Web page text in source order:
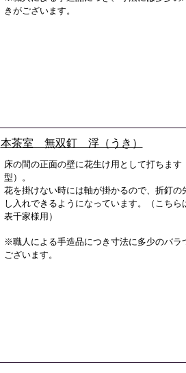
きがございます。
本茶室 無双釘 浮（うき）
床の間の正面の壁に花生け用として打ちます
型）。
花を掛けない時には軸が掛かるので、折釘の
し入れできるようになっています。（こちら
表千家様用）
※職人による手造品につき寸法に多少のバラ
ございます。